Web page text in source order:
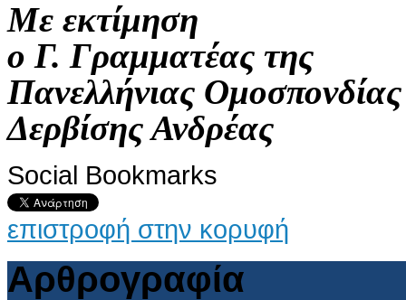
Με εκτίμηση
ο Γ. Γραμματέας της
Πανελλήνιας
Δερβίσης Ανδρέας
Social Bookmarks
επιστροφή στην κορυφή
Αρθρογραφία